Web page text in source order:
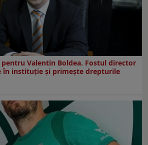
Valentin Boldea. Fostul director
în instituție și primește drepturile